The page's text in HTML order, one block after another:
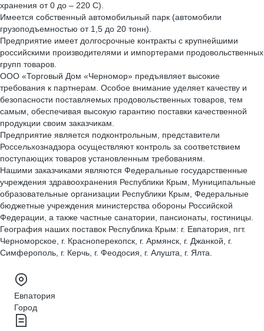
хранения от 0 до – 220 С).
Имеется собственный автомобильный парк (автомобили
грузоподъемностью от 1,5 до 20 тонн).
Предприятие имеет долгосрочные контракты с крупнейшими
российскими производителями и импортерами продовольственных
групп товаров.
ООО «Торговый Дом «Черномор» предъявляет высокие
требования к партнерам. Особое внимание уделяет качеству и
безопасности поставляемых продовольственных товаров, тем
самым, обеспечивая высокую гарантию поставки качественной
продукции своим заказчикам.
Предприятие является подконтрольным, представители
Россельхознадзора осуществляют контроль за соответствием
поступающих товаров установленным требованиям.
Нашими заказчиками являются Федеральные государственные
учреждения здравоохранения Республики Крым, Муниципальные
образовательные организации Республики Крым, Федеральные
бюджетные учреждения министерства обороны Российской
Федерации, а также частные санатории, пансионаты, гостиницы.
География наших поставок Республика Крым: г. Евпатория, пгт.
Черноморское, г. Красноперекопск, г. Армянск, г. Джанкой, г.
Симферополь, г. Керчь, г. Феодосия, г. Алушта, г. Ялта.
Евпатория
Город